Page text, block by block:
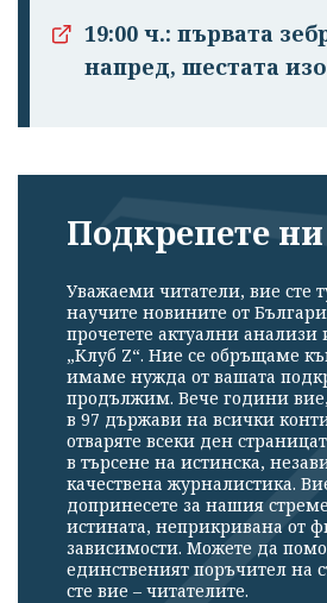
Успешно
излязохте
профила
19:00 ч.: първата
напред, шестата
Подкрепете ни
Уважаеми читатели, вие сте
научите новините от
прочетете актуални анализи
„Клуб Z“. Ние се обръщаме
имаме нужда от вашата
продължим. Вече години
в 97 държави на всички
отваряте всеки ден
в търсене на истинска,
качествена журналистика.
допринесете за нашия
истината, неприкривана от
зависимости. Можете да
единственият поръчител на
сте вие – читателите.